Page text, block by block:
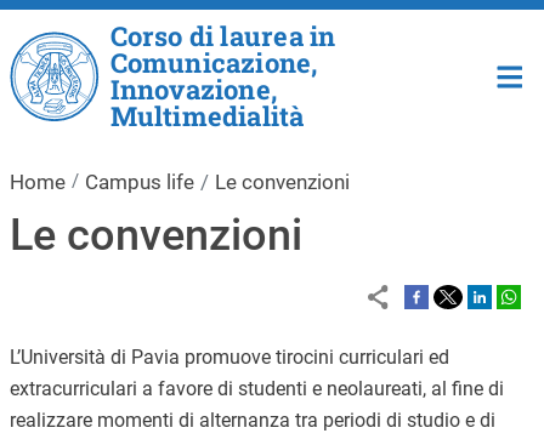
Salta al contenuto principale
Corso di laurea in
Comunicazione,
Innovazione,
Multimedialità
Home Campus life Le convenzioni
Le convenzioni
L’Università di Pavia promuove tirocini curriculari ed
extracurriculari a favore di studenti e neolaureati, al fine di
realizzare momenti di alternanza tra periodi di studio e di